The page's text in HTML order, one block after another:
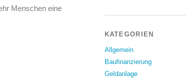
Menschen eine
KATEGORIEN
Allgemein
Baufinanzierung
Geldanlage